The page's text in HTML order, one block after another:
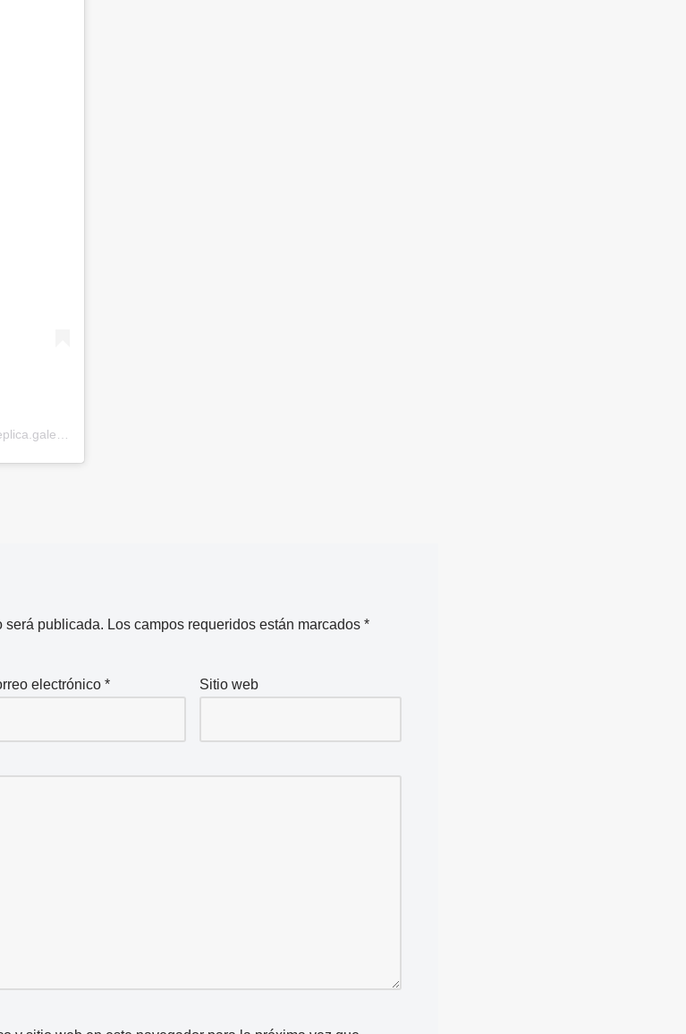
será publicada. Los campos requeridos están marcados *
electrónico * Sitio web